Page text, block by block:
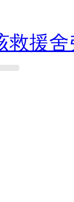
救援舍